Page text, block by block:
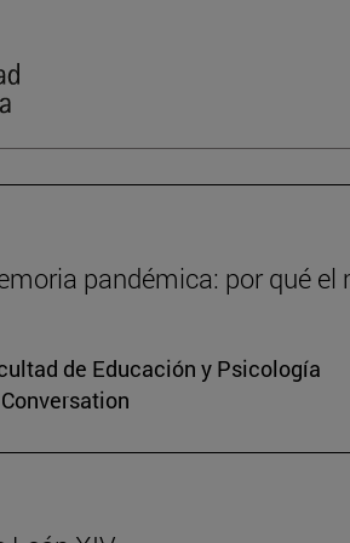
pandémica: por qué
de Educación y Psicología